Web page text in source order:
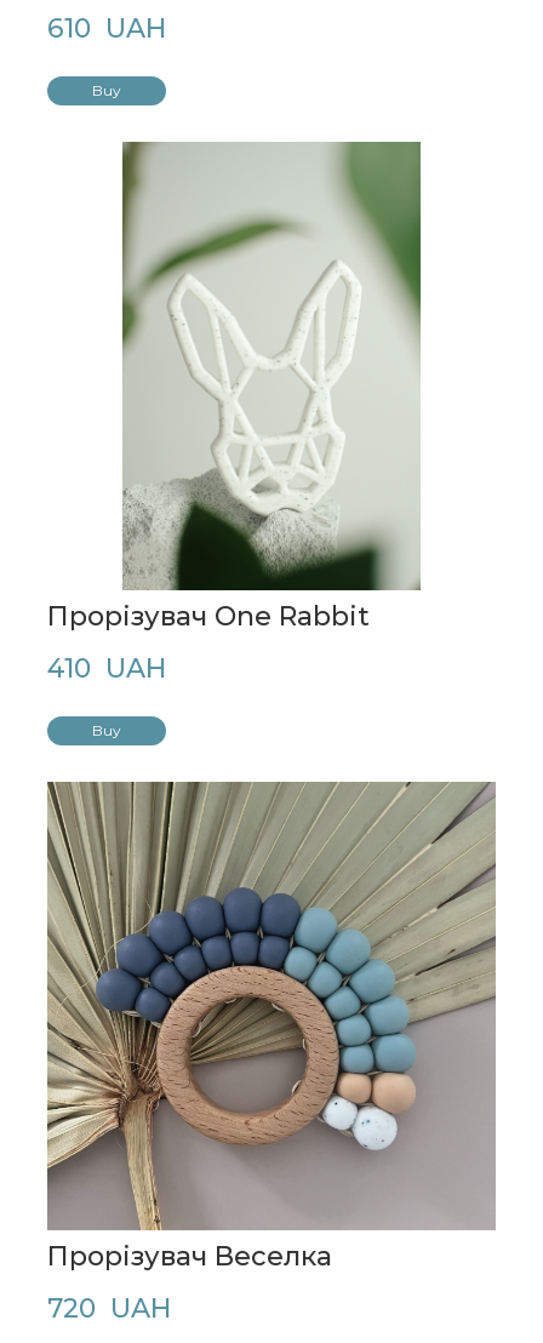
610  UAH
Buy
Прорізувач One Rabbit
410  UAH
Buy
Прорізувач Веселка
720  UAH